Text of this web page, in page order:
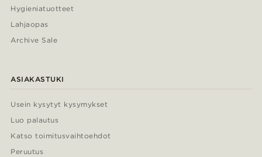
Hygieniatuotteet
Lahjaopas
Archive Sale
ASIAKASTUKI
Usein kysytyt kysymykset
Luo palautus
Katso toimitusvaihtoehdot
Peruutus